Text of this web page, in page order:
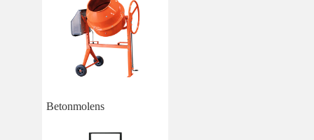
Betonmolens